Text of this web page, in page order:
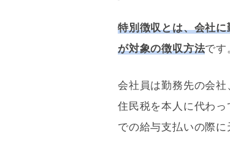
特別徴収とは、会社
が対象の徴収方法です
会社員は勤務先の会社
住民税を本人に代わ
での給与支払いの際に